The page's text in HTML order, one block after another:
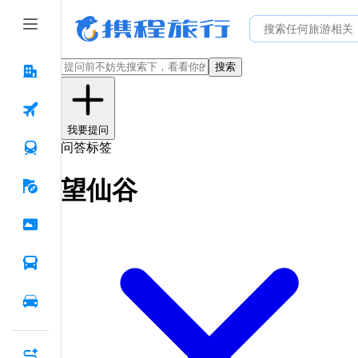
搜索
我要提问
问答标签
望仙谷